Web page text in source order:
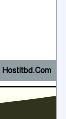
Hostitbd.Com